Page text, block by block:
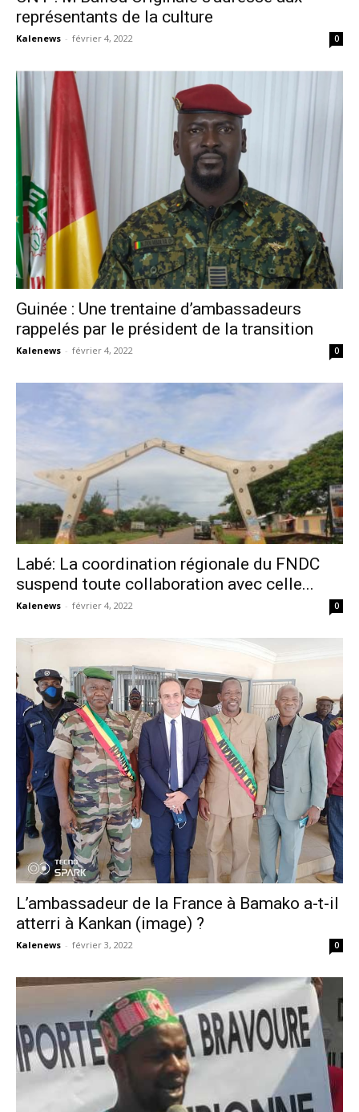
représentants de la culture
Kalenews - février 4, 2022 0
Guinée : Une trentaine d’ambassadeurs
rappelés par le président de la transition
Kalenews - février 4, 2022 0
Labé: La coordination régionale du FNDC
suspend toute collaboration avec celle...
Kalenews - février 4, 2022 0
L’ambassadeur de la France à Bamako a-t-il
atterri à Kankan (image) ?
Kalenews - février 3, 2022 0